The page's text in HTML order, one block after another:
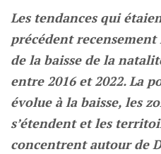
Les tendances qui
précédent
de la baisse de la
entre 2016 et 2022. La
évolue à la baisse, les
s’étendent et les
concentrent autour de